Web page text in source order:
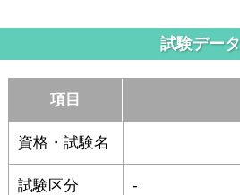
試験データ
項目
資格・試験名
試験区分 -